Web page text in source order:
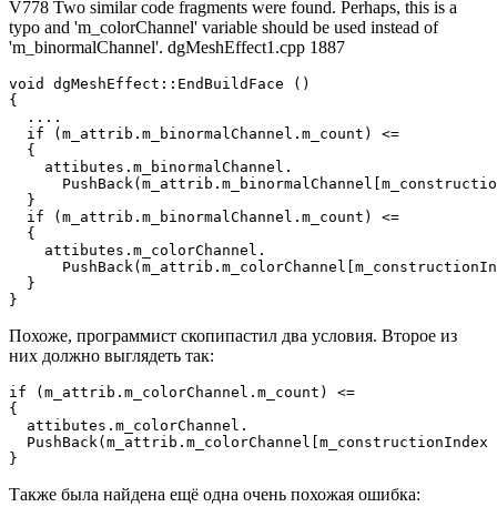
V778 Two similar code fragments were found. Perhaps, this is a
typo and 'm_colorChannel' variable should be used instead of
'm_binormalChannel'. dgMeshEffect1.cpp 1887
void dgMeshEffect::EndBuildFace ()
{
  ....
  if (m_attrib.m_binormalChannel.m_count) <=
  {
    attibutes.m_binormalChannel.
  }
  if (m_attrib.m_binormalChannel.m_count) <=
  {
    attibutes.m_colorChannel.
  }
}
Похоже, программист скопипастил два условия. Второе из
них должно выглядеть так:
if (m_attrib.m_colorChannel.m_count) <=
{
  attibutes.m_colorChannel.
PushBack(m_attrib.m_colorChannel[m_constructionIndex
}
Также была найдена ещё одна очень похожая ошибка: